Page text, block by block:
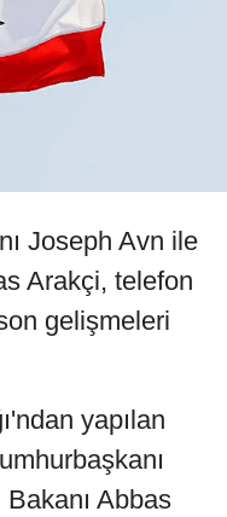
Joseph Avn ile
Arakçi, telefon
gelişmeleri
yapılan
Abbas